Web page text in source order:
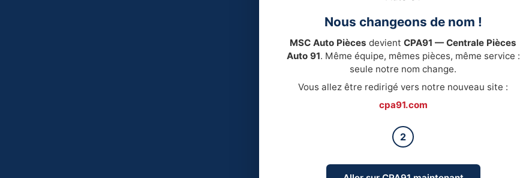
Nous changeons de nom !
MSC Auto Pièces devient CPA91 — Centrale Pièces
Auto 91. Même équipe, mêmes pièces, même service :
seule notre nom change.
Vous allez être redirigé vers notre nouveau site :
cpa91.com
2